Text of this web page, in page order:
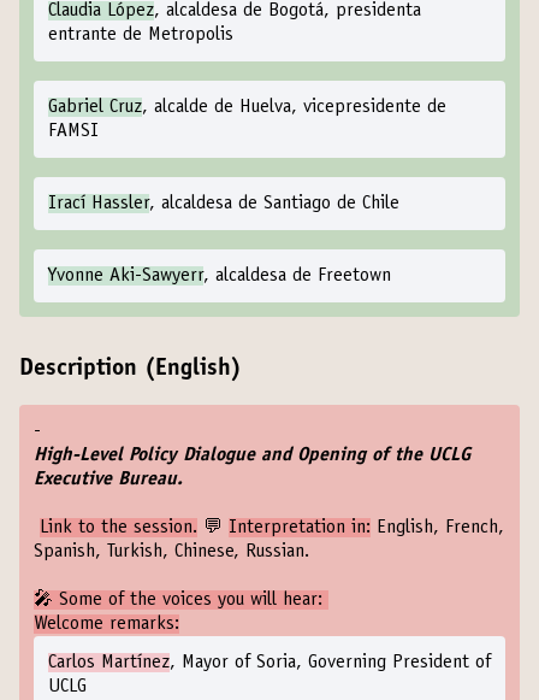
Claudia López, alcaldesa de Bogotá, presidenta
entrante de Metropolis
Gabriel Cruz, alcalde de Huelva, vicepresidente de
FAMSI
Irací Hassler, alcaldesa de Santiago de Chile
Yvonne Aki-Sawyerr, alcaldesa de Freetown
Description (English)
-
High-Level Policy Dialogue and Opening of the UCLG
Executive Bureau.
Link to the session. 💬 Interpretation in: English, French,
Spanish, Turkish, Chinese, Russian.
‍🎤 Some of the voices you will hear:
Welcome remarks:
Carlos Martínez, Mayor of Soria, Governing President of
UCLG